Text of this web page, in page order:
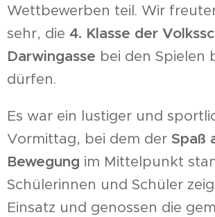
Wettbewerben teil. Wir
sehr, die 4. Klasse der
Darwingasse bei den Spielen
dürfen.
Es war ein lustiger und
Vormittag, bei dem der Spaß
Bewegung im Mittelpunkt
Schülerinnen und Schüler
Einsatz und genossen die